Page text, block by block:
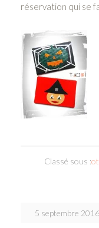
réservation qui se
Classé sous :
5 septembre 2016